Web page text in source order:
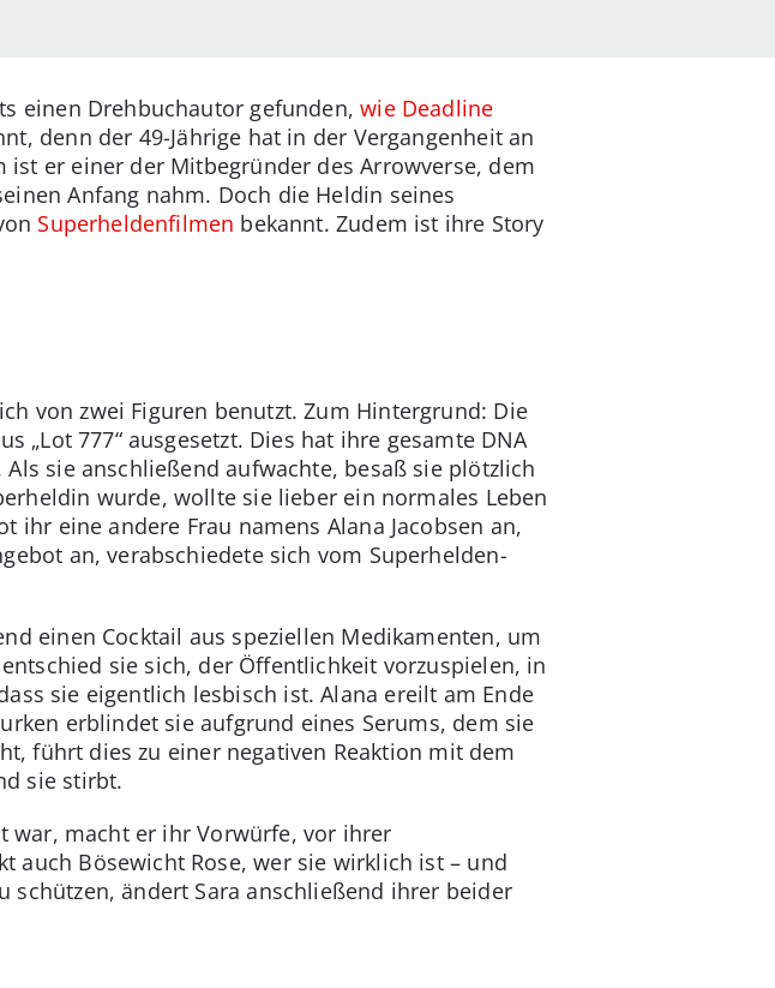
einen Drehbuchautor gefunden,wie Deadline
denn der 49-Jährige hat in der Vergangenheit an
ist er einer der Mitbegründer des Arrowverse, dem
Anfang nahm. Doch die Heldin seines
Superheldenfilmen bekannt. Zudem ist ihre Story
von zwei Figuren benutzt. Zum Hintergrund: Die
„Lot 777“ ausgesetzt. Dies hat ihre gesamte DNA
sie anschließend aufwachte, besaß sie plötzlich
wurde, wollte sie lieber ein normales Leben
eine andere Frau namens Alana Jacobsen an,
an, verabschiedete sich vom Superhelden-
einen Cocktail aus speziellen Medikamenten, um
sie sich, der Öffentlichkeit vorzuspielen, in
sie eigentlich lesbisch ist. Alana ereilt am Ende
erblindet sie aufgrund eines Serums, dem sie
führt dies zu einer negativen Reaktion mit dem
sie stirbt.
war, macht er ihr Vorwürfe, vor ihrer
auch Bösewicht Rose, wer sie wirklich ist – und
ändert Sara anschließend ihrer beider